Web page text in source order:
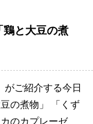
鶏と大豆の煮
ご紹介する今日
の煮物」 「くず
のカプレーゼ